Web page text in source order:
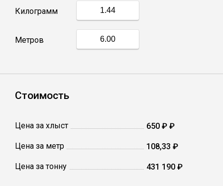
Катанка
Винтовые сваи
Столбы заборные
Сетка кладочная
Килограмм
Метров
Стоимость
Цена за хлыст 650 ₽ ₽
Цена за метр 108,33 ₽
Цена за тонну 431 190 ₽